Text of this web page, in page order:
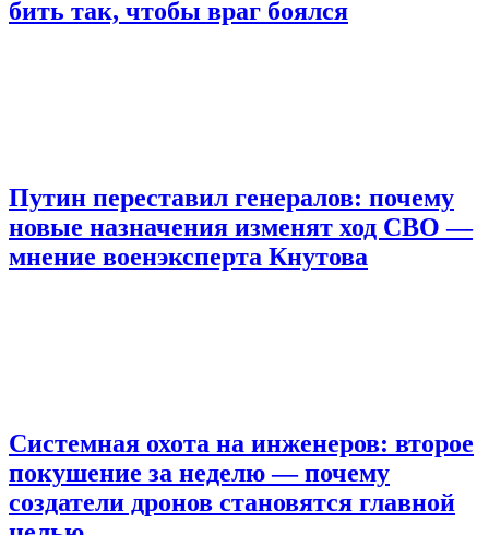
бить так, чтобы враг боялся
Путин переставил генералов: почему
новые назначения изменят ход СВО —
мнение военэксперта Кнутова
Системная охота на инженеров: второе
покушение за неделю — почему
создатели дронов становятся главной